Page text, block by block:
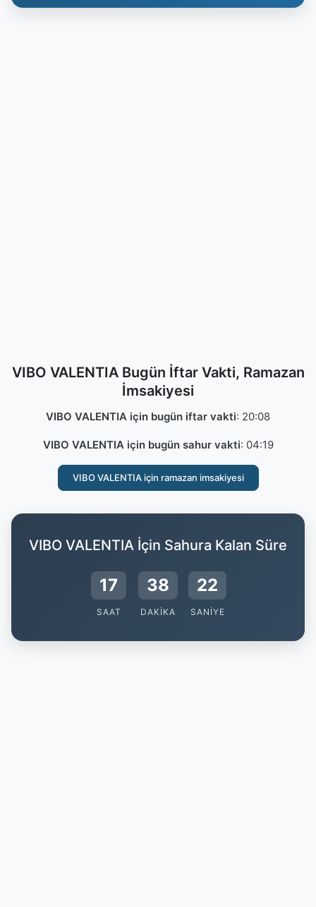
VIBO VALENTIA Bugün İftar Vakti, Ramazan
İmsakiyesi
VIBO VALENTIA için bugün iftar vakti: 20:08
VIBO VALENTIA için bugün sahur vakti: 04:19
VIBO VALENTIA için ramazan imsakiyesi
VIBO VALENTIA İçin Sahura Kalan Süre
17
SAAT
38
DAKIKA
22
SANIYE